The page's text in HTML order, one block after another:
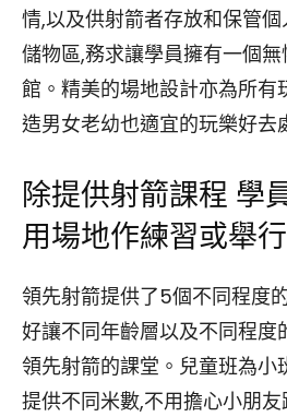
情,以及供射箭者存放和保管
儲物區,務求讓學員擁有一個
館。精美的場地設計亦為所有
造男女老幼也適宜的玩樂好去
除提供射箭課程 學
用場地作練習或舉
領先射箭提供了5個不同程度
好讓不同年齡層以及不同程度
領先射箭的課堂。兒童班為小
提供不同米數,不用擔心小朋